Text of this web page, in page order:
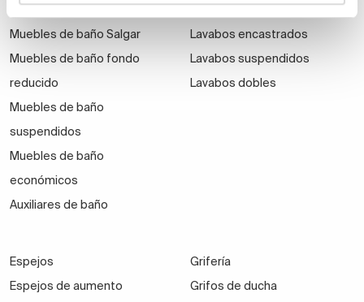
Muebles de baño Salgar
Muebles de baño fondo
reducido
Muebles de baño
suspendidos
Muebles de baño
económicos
Auxiliares de baño
Lavabos encastrados
Lavabos suspendidos
Lavabos dobles
Espejos
Espejos de aumento
Grifería
Grifos de ducha